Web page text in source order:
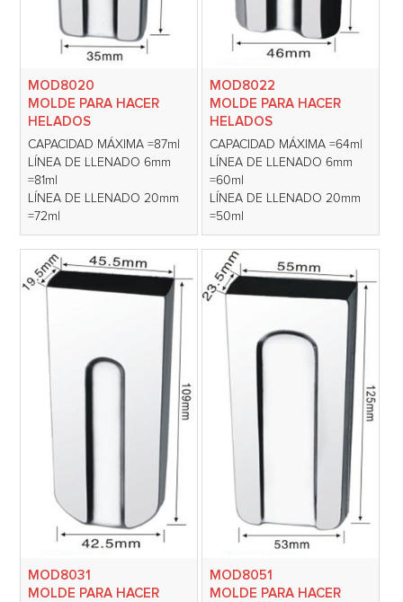
MOD8020
MOLDE PARA HACER
HELADOS
CAPACIDAD MÁXIMA =87ml
LÍNEA DE LLENADO 6mm
=81ml
LÍNEA DE LLENADO 20mm
=72ml
MOD8022
MOLDE PARA HACER
HELADOS
CAPACIDAD MÁXIMA =64ml
LÍNEA DE LLENADO 6mm
=60ml
LÍNEA DE LLENADO 20mm
=50ml
MOD8031
MOLDE PARA HACER
MOD8051
MOLDE PARA HACER